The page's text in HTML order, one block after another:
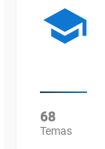
68
Temas